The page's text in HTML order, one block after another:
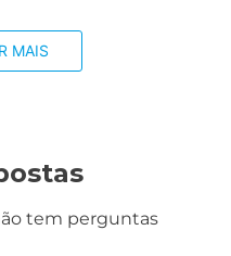
MAIS
tem perguntas